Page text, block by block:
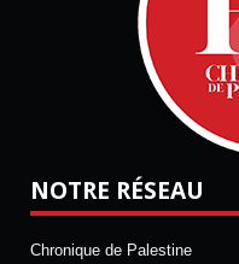
NOTRE RÉSEAU
Chronique de Palestine